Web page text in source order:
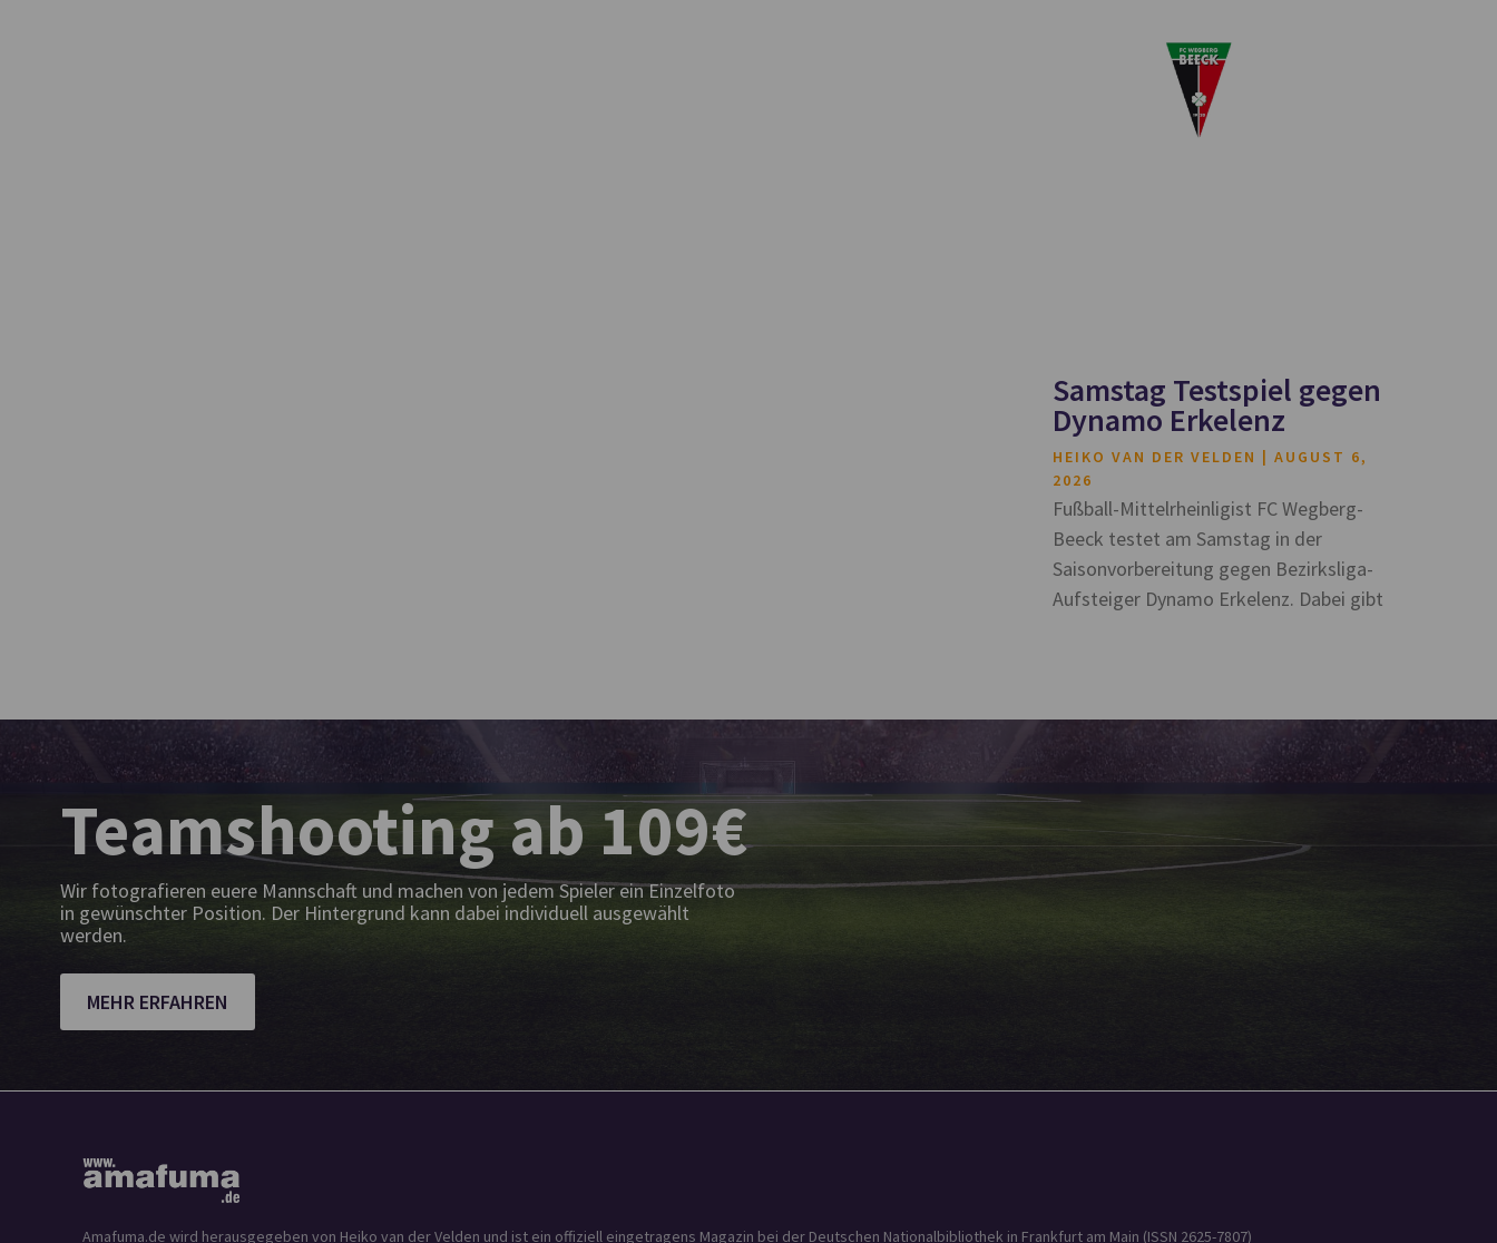
Samstag Testspiel gegen
Dynamo Erkelenz
HEIKO VAN DER VELDEN
AUGUST 6,
2026
Fußball-Mittelrheinligist FC Wegberg-
Beeck testet am Samstag in der
Saisonvorbereitung gegen Bezirksliga-
Aufsteiger Dynamo Erkelenz. Dabei gibt
Teamshooting ab 109€
Wir fotografieren euere Mannschaft und machen von jedem Spieler ein Einzelfoto
in gewünschter Position. Der Hintergrund kann dabei individuell ausgewählt
werden.
MEHR ERFAHREN
Amafuma.de wird herausgegeben von Heiko van der Velden und ist ein offiziell eingetragens Magazin bei der Deutschen Nationalbibliothek in Frankfurt am Main (ISSN 2625-7807)